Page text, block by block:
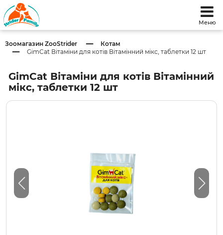
Меню
Зоомагазин ZooStrider
Котам
GimCat Вітаміни для котів Вітамінний мікс, таблетки 12 шт
GimCat Вітаміни для котів Вітамінний
мікс, таблетки 12 шт